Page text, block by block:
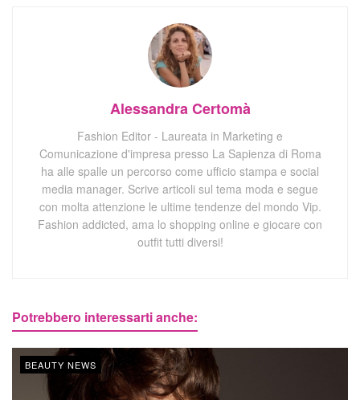
Alessandra Certomà
Fashion Editor - Laureata in Marketing e
Comunicazione d'impresa presso La Sapienza di Roma
ha alle spalle un percorso come ufficio stampa e social
media manager. Scrive articoli sul tema moda e segue
con molta attenzione le ultime tendenze del mondo Vip.
Fashion addicted, ama lo shopping online e giocare con
outfit tutti diversi!
Potrebbero interessarti anche:
BEAUTY NEWS